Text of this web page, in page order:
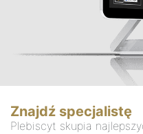
Znajdź specjalistę
Plebiscyt skupia